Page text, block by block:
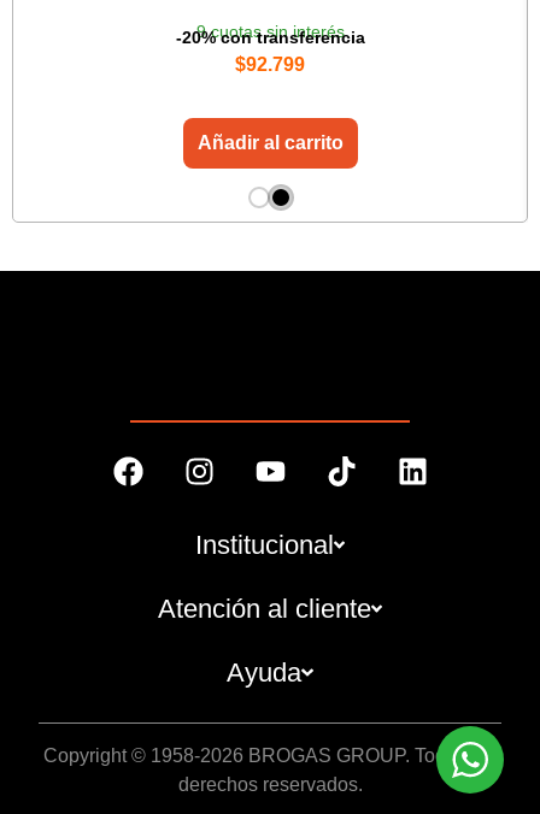
9 cuotas sin interés
-20% con transferencia
$92.799
Añadir al carrito
Institucional
Atención al cliente
Ayuda
Copyright © 1958-2026 BROGAS GROUP. Todos los
derechos reservados.